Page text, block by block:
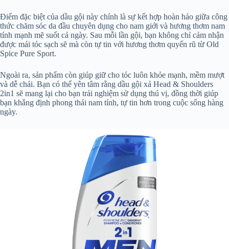
Điểm đặc biệt của dầu gội này chính là sự kết hợp hoàn hảo giữa công
thức chăm sóc da đầu chuyên dụng cho nam giới và hương thơm nam
tính mạnh mẽ suốt cả ngày. Sau mỗi lần gội, bạn không chỉ cảm nhận
được mái tóc sạch sẽ mà còn tự tin với hương thơm quyến rũ từ Old
Spice Pure Sport.
Ngoài ra, sản phẩm còn giúp giữ cho tóc luôn khỏe mạnh, mềm mượt
và dễ chải. Bạn có thể yên tâm rằng dầu gội xả Head & Shoulders
2in1 sẽ mang lại cho bạn trải nghiệm sử dụng thú vị, đồng thời giúp
bạn khẳng định phong thái nam tính, tự tin hơn trong cuộc sống hàng
ngày.